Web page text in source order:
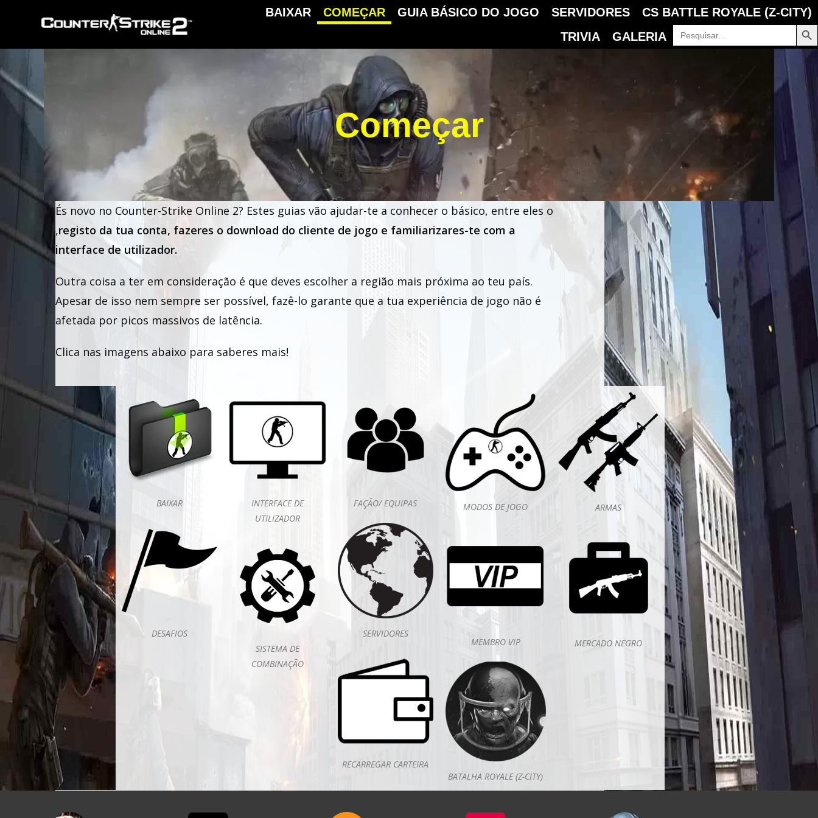
BAIXAR COMEÇAR GUIA BÁSICO DO JOGO SERVIDORES
CS BATTLE ROYALE (Z-CITY)
TRIVIA
GALERIA
Pesquisar
por:
BOTÃO
Começar
És novo no Counter-Strike Online 2? Estes guias vão ajudar-te a conhecer o básico, entre eles o
,registo da tua conta, fazeres o download do cliente de jogo e familiarizares-te com a
interface de utilizador.
Outra coisa a ter em consideração é que deves escolher a região mais próxima ao teu país.
Apesar de isso nem sempre ser possível, fazê-lo garante que a tua experiência de jogo não é
afetada por picos massivos de latência.
Clica nas imagens abaixo para saberes mais!
BAIXAR
DESAFIOS
INTERFACE DE
UTILIZADOR
SISTEMA DE
COMBINAÇÃO
FAÇÃO/ EQUIPAS
SERVIDORES
RECARREGAR CARTEIRA
MODOS DE JOGO
MEMBRO VIP
BATALHA ROYALE (Z-CITY)
ARMAS
MERCADO NEGRO